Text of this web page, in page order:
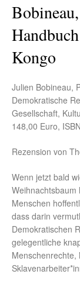
Kongo
Julien Bobineau,
Demokratische
Gesellschaft,
148,00 Euro,
Rezension von
Wenn jetzt bald
Weihnachtsbaum
Menschen
dass darin
Demokratischen
gelegentliche
Menschenrechte,